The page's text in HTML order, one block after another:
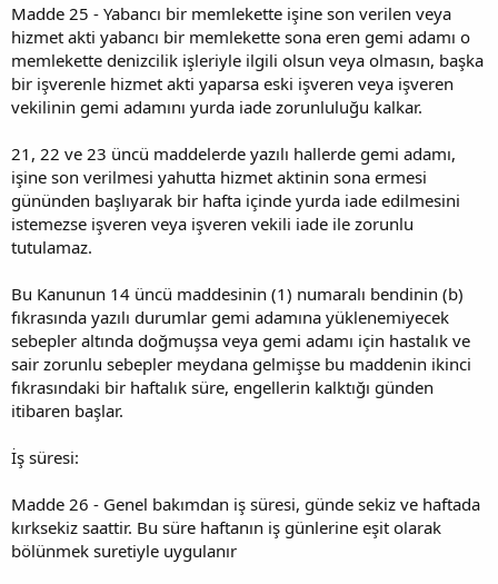
Madde 25 - Yabancı bir memlekette işine son verilen veya
hizmet akti yabancı bir memlekette sona eren gemi adamı o
memlekette denizcilik işleriyle ilgili olsun veya olmasın, başka
bir işverenle hizmet akti yaparsa eski işveren veya işveren
vekilinin gemi adamını yurda iade zorunluluğu kalkar.
21, 22 ve 23 üncü maddelerde yazılı hallerde gemi adamı,
işine son verilmesi yahutta hizmet aktinin sona ermesi
gününden başlıyarak bir hafta içinde yurda iade edilmesini
istemezse işveren veya işveren vekili iade ile zorunlu
tutulamaz.
Bu Kanunun 14 üncü maddesinin (1) numaralı bendinin (b)
fıkrasında yazılı durumlar gemi adamına yüklenemiyecek
sebepler altında doğmuşsa veya gemi adamı için hastalık ve
sair zorunlu sebepler meydana gelmişse bu maddenin ikinci
fıkrasındaki bir haftalık süre, engellerin kalktığı günden
itibaren başlar.
İş süresi:
Madde 26 - Genel bakımdan iş süresi, günde sekiz ve haftada
kırksekiz saattir. Bu süre haftanın iş günlerine eşit olarak
bölünmek suretiyle uygulanır